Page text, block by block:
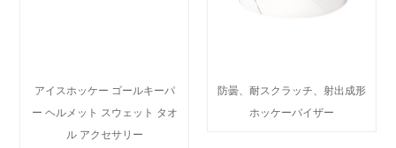
アイスホッケー ゴールキーパ
ー ヘルメット スウェット タオ
ル アクセサリー
防曇、耐スクラッチ、射出成形
ホッケーバイザー